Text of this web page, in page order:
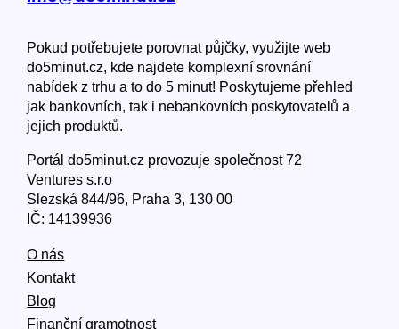
Pokud potřebujete porovnat půjčky, využijte web
do5minut.cz, kde najdete komplexní srovnání
nabídek z trhu a to do 5 minut! Poskytujeme přehled
jak bankovních, tak i nebankovních poskytovatelů a
jejich produktů.
Portál do5minut.cz provozuje společnost 72
Ventures s.r.o
Slezská 844/96, Praha 3, 130 00
IČ: 14139936
O nás
Kontakt
Blog
Finanční gramotnost